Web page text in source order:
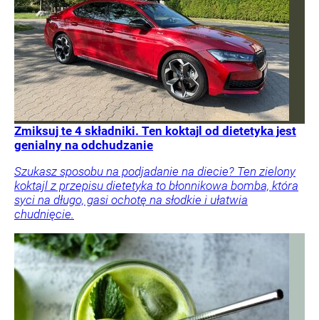
Zmiksuj te 4 składniki. Ten koktajl od dietetyka jest
genialny na odchudzanie
Szukasz sposobu na podjadanie na diecie? Ten zielony
koktajl z przepisu dietetyka to błonnikowa bomba, która
syci na długo, gasi ochotę na słodkie i ułatwia
chudnięcie.